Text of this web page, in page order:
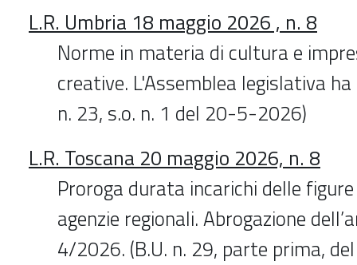
L.R. Umbria 18 maggio 2026 , n. 8
Norme in materia di cultura e
creative. L'Assemblea legislativa
n. 23, s.o. n. 1 del 20-5-2026)
L.R. Toscana 20 maggio 2026, n. 8
Proroga durata incarichi delle
agenzie regionali. Abrogazione
4/2026. (B.U. n. 29, parte prima,